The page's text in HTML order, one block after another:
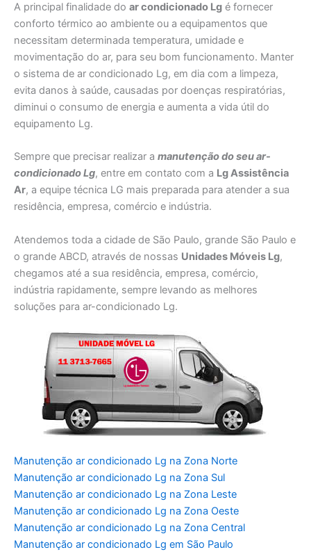
A principal finalidade do ar condicionado Lg é fornecer
conforto térmico ao ambiente ou a equipamentos que
necessitam determinada temperatura, umidade e
movimentação do ar, para seu bom funcionamento. Manter
o sistema de ar condicionado Lg, em dia com a limpeza,
evita danos à saúde, causadas por doenças respiratórias,
diminui o consumo de energia e aumenta a vida útil do
equipamento Lg.
Sempre que precisar realizar a manutenção do seu ar-
condicionado Lg, entre em contato com a Lg Assistência
Ar, a equipe técnica LG mais preparada para atender a sua
residência, empresa, comércio e indústria.
Atendemos toda a cidade de São Paulo, grande São Paulo e
o grande ABCD, através de nossas Unidades Móveis Lg,
chegamos até a sua residência, empresa, comércio,
indústria rapidamente, sempre levando as melhores
soluções para ar-condicionado Lg.
Manutenção ar condicionado Lg na Zona Norte
Manutenção ar condicionado Lg na Zona Sul
Manutenção ar condicionado Lg na Zona Leste
Manutenção ar condicionado Lg na Zona Oeste
Manutenção ar condicionado Lg na Zona Central
Manutenção ar condicionado Lg em São Paulo